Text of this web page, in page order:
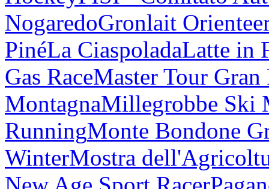
NogaredoGronlait
PinéLa CiaspoladaLatte in
Gas RaceMaster Tour Gran
MontagnaMillegrobbe Ski
RunningMonte Bondone
WinterMostra